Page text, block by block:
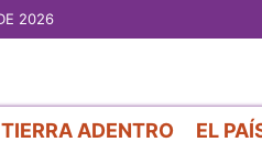
2026
TIERRA ADENTRO EL